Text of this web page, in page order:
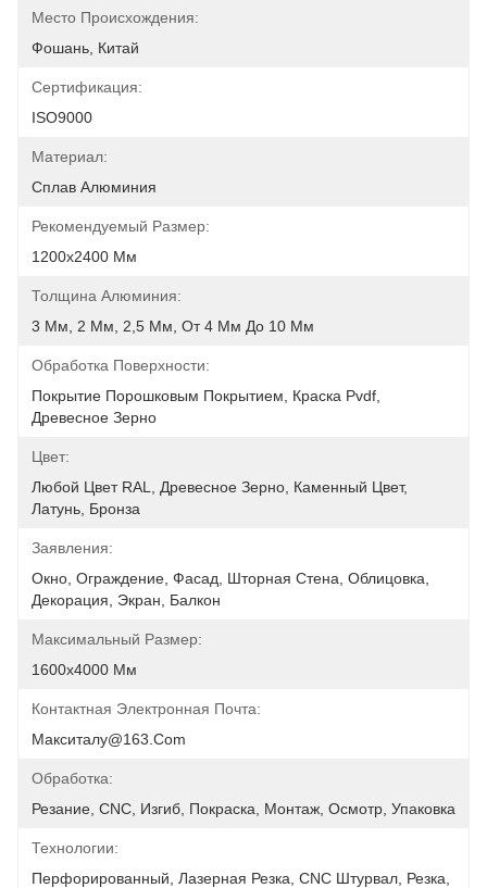
Место Происхождения:
Фошань, Китай
Сертификация:
ISO9000
Материал:
Сплав Алюминия
Рекомендуемый Размер:
1200х2400 Мм
Толщина Алюминия:
3 Мм, 2 Мм, 2,5 Мм, От 4 Мм До 10 Мм
Обработка Поверхности:
Покрытие Порошковым Покрытием, Краска Pvdf,
Древесное Зерно
Цвет:
Любой Цвет RAL, Древесное Зерно, Каменный Цвет,
Латунь, Бронза
Заявления:
Окно, Ограждение, Фасад, Шторная Стена, Облицовка,
Декорация, Экран, Балкон
Максимальный Размер:
1600х4000 Мм
Контактная Электронная Почта:
Макситалу@163.com
Обработка:
Резание, CNC, Изгиб, Покраска, Монтаж, Осмотр, Упаковка
Технологии:
Перфорированный, Лазерная Резка, CNC Штурвал, Резка,